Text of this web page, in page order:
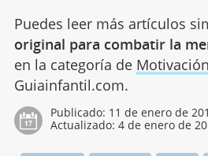
Puedes leer más artículos
original para combatir la
en la categoría de Motivación
Guiainfantil.com.
Publicado: 11 de enero de
Actualizado: 4 de enero de